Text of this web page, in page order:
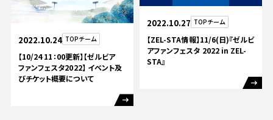
2022.10.24 TOPチーム
【10/24 11：00更新】【ゼルビア
ファンフェスタ2022】 イベント及
びチケット概要について
2022.10.27 TOPチーム
【ZEL-STA情報】11/6(日)『ゼルビ
アファンフェスタ 2022 in ZEL-
STA』